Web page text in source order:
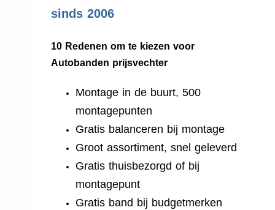
sinds 2006
10 Redenen om te kiezen voor
Autobanden prijsvechter
Montage in de buurt, 500
montagepunten
Gratis balanceren bij montage
Groot assortiment, snel geleverd
Gratis thuisbezorgd of bij
montagepunt
Gratis band bij budgetmerken